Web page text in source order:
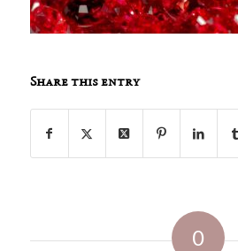
Share this entry
0